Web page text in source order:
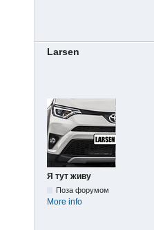
Larsen
Я тут живу
Поза форумом
More info